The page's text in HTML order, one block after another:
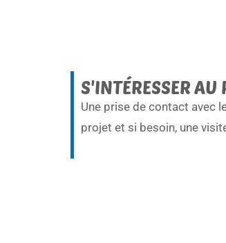
S'INTÉRESSER AU
Une prise de contact avec
projet et si besoin, une